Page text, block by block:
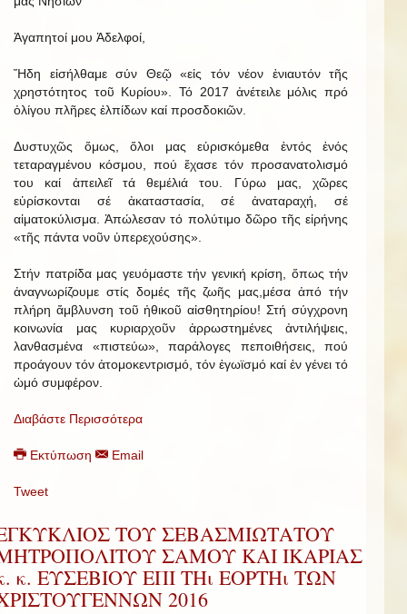
Ἀγαπητοί μου Ἀδελφοί,
Ἤδη εἰσήλθαμε σύν Θεῷ «εἰς τόν νέον ἐνιαυτόν τῆς
χρηστότητος τοῦ Κυρίου». Τό 2017 ἀνέτειλε μόλις πρό
ὀλίγου πλῆρες ἐλπίδων καί προσδοκιῶν.
Δυστυχῶς ὅμως, ὅλοι μας εὑρισκόμεθα ἐντός ἑνός
τεταραγμένου κόσμου, πού ἔχασε τόν προσανατολισμό
του καί ἀπειλεῖ τά θεμέλιά του. Γύρω μας, χῶρες
εὑρίσκονται σέ ἀκαταστασία, σέ ἀναταραχή, σέ
αἱματοκύλισμα. Ἀπώλεσαν τό πολύτιμο δῶρο τῆς εἰρήνης
«τῆς πάντα νοῦν ὑπερεχούσης».
Στήν πατρίδα μας γευόμαστε τήν γενική κρίση, ὅπως τήν
ἀναγνωρίζουμε στίς δομές τῆς ζωῆς μας,μέσα ἀπό τήν
πλήρη ἄμβλυνση τοῦ ἠθικοῦ αἰσθητηρίου! Στή σύγχρονη
κοινωνία μας κυριαρχοῦν ἀρρωστημένες ἀντιλήψεις,
λανθασμένα «πιστεύω», παράλογες πεποιθήσεις, πού
προάγουν τόν ἀτομοκεντρισμό, τόν ἐγωϊσμό καί ἐν γένει τό
ὠμό συμφέρον.
Διαβάστε Περισσότερα
Εκτύπωση Email
Tweet
ΤΟΥ ΣΕΒΑΣΜΙΩΤΑΤΟΥ
ΣΑΜΟΥ ΚΑΙ ΙΚΑΡΙΑΣ
κ. ΕΥΣΕΒΙΟΥ ΕΠΙ ΤΗι ΕΟΡΤΗι ΤΩΝ
2016